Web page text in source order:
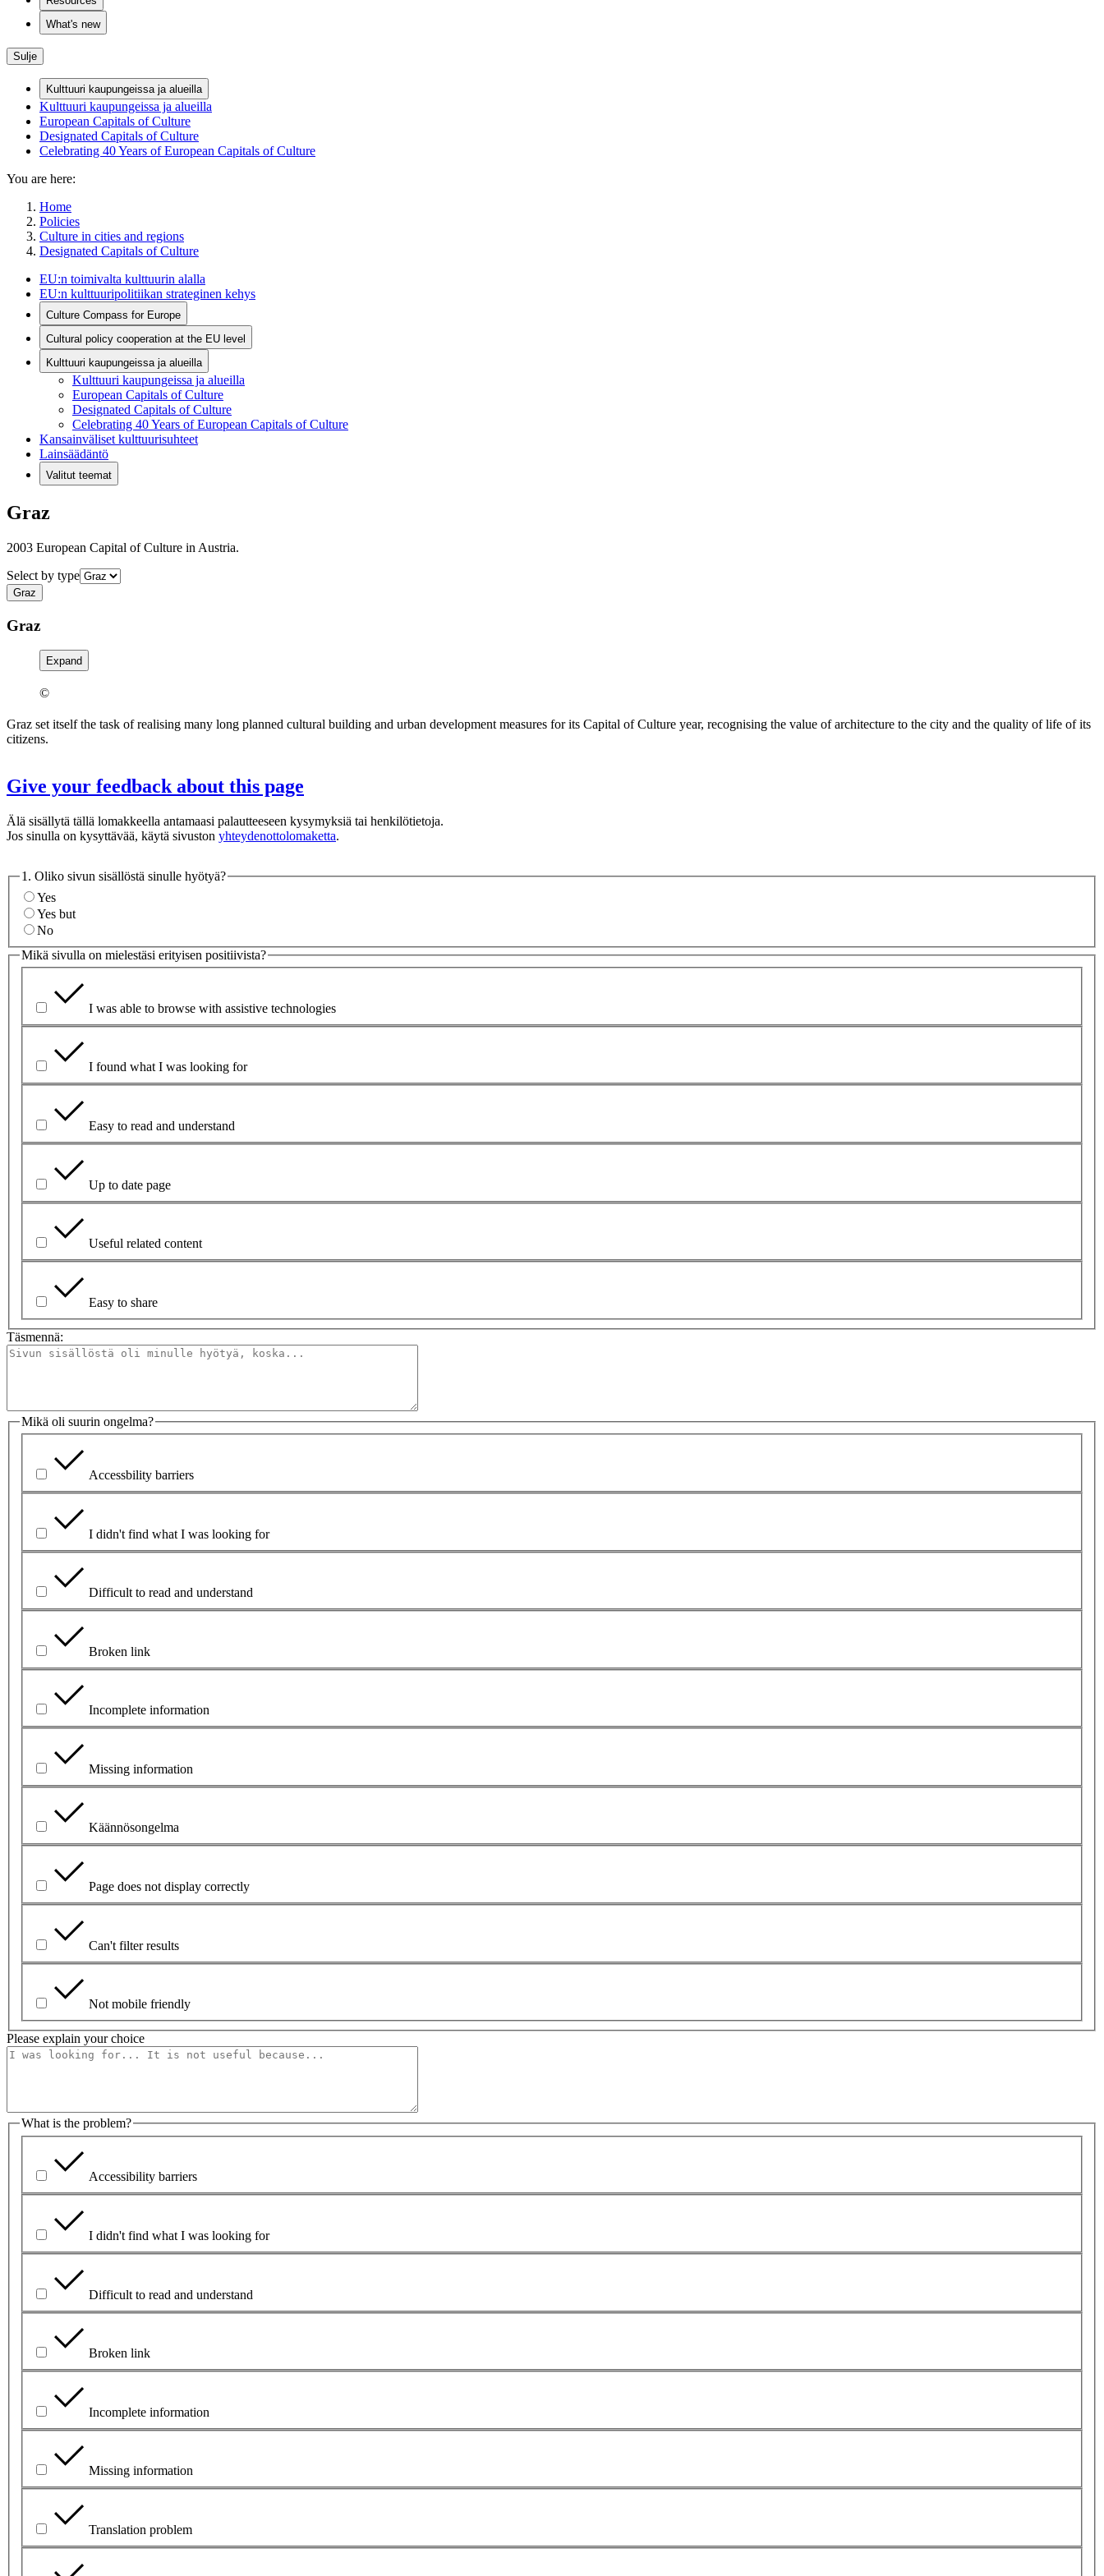
What's new
Sulje
Kulttuuri kaupungeissa ja alueilla
Kulttuuri kaupungeissa ja alueilla
European Capitals of Culture
Designated Capitals of Culture
Celebrating 40 Years of European Capitals of Culture
You are here:
Home
Policies
Culture in cities and regions
Designated Capitals of Culture
EU:n toimivalta kulttuurin alalla
EU:n kulttuuripolitiikan strateginen kehys
Culture Compass for Europe
Cultural policy cooperation at the EU level
Kulttuuri kaupungeissa ja alueilla
Kulttuuri kaupungeissa ja alueilla
European Capitals of Culture
Designated Capitals of Culture
Celebrating 40 Years of European Capitals of Culture
Kansainväliset kulttuurisuhteet
Lainsäädäntö
Valitut teemat
Graz
2003 European Capital of Culture in Austria.
Select by type
Graz
Graz
Expand
©
Graz set itself the task of realising many long planned cultural building and urban development measures for its Capital of Culture year, recognising the value of architecture to the city and the quality of life of its
citizens.
Give your feedback about this page
Älä sisällytä tällä lomakkeella antamaasi palautteeseen kysymyksiä tai henkilötietoja.
Jos sinulla on kysyttävää, käytä sivuston yhteydenottolomaketta.
1. Oliko sivun sisällöstä sinulle hyötyä?
Yes
Yes but
No
Mikä sivulla on mielestäsi erityisen positiivista?
I was able to browse with assistive technologies
I found what I was looking for
Easy to read and understand
Up to date page
Useful related content
Easy to share
Täsmennä:
Mikä oli suurin ongelma?
Accessbility barriers
I didn't find what I was looking for
Difficult to read and understand
Broken link
Incomplete information
Missing information
Käännösongelma
Page does not display correctly
Can't filter results
Not mobile friendly
Please explain your choice
What is the problem?
Accessibility barriers
I didn't find what I was looking for
Difficult to read and understand
Broken link
Incomplete information
Missing information
Translation problem